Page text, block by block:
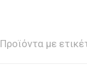
Προϊόντα με